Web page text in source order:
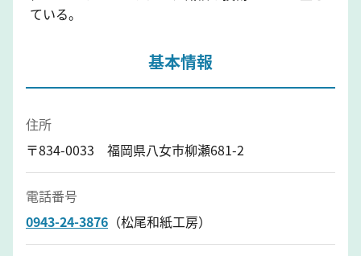
ている。
基本情報
住所
〒834-0033 福岡県八女市柳瀬681-2
電話番号
0943-24-3876 （松尾和紙工房）